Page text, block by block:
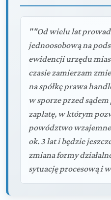
""Od wielu lat
jednoosobową na
ewidencji urzędu
czasie zamierzam
na spółkę prawa
w sporze przed
zapłatę, w którym
powództwo
ok. 3 lat i będzie
zmiana formy
sytuację procesową i